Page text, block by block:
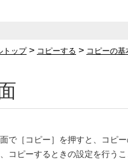
トップ> コピーする > コピーの基
で［コピー］を押すと、コピー
コピーするときの設定を行うこ